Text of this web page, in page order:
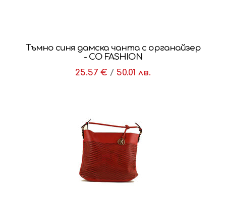
Тъмно синя дамска чанта с органайзер
- CO FASHION
25.57 € / 50.01 лв.